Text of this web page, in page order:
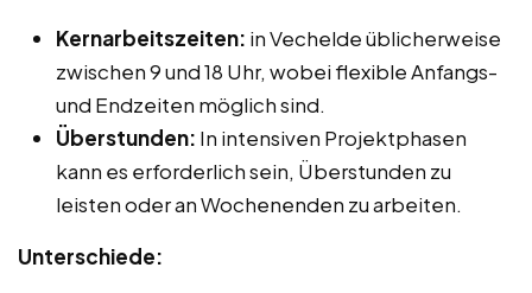
Kernarbeitszeiten: in Vechelde üblicherweise
zwischen 9 und 18 Uhr, wobei flexible Anfangs-
und Endzeiten möglich sind.
Überstunden: In intensiven Projektphasen
kann es erforderlich sein, Überstunden zu
leisten oder an Wochenenden zu arbeiten.
Unterschiede: